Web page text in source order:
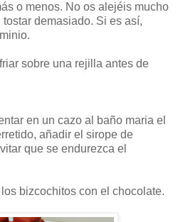
o menos. No os alejéis mucho
demasiado. Si es así,
sobre una rejilla antes de
en un cazo al baño maria el
añadir el sirope de
que se endurezca el
bizcochitos con el chocolate.